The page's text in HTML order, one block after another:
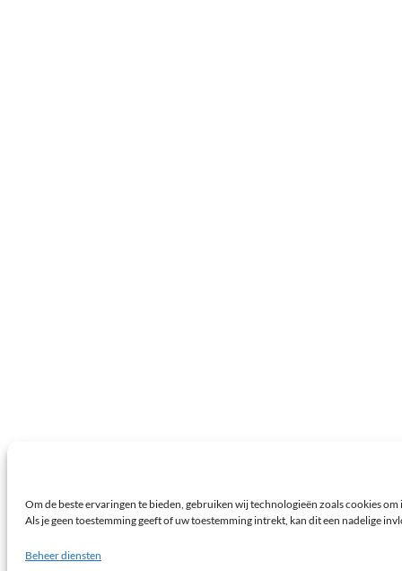
Om de beste ervaringen te bieden, gebruiken wij technologieën zoals cookies
Als je geen toestemming geeft of uw toestemming intrekt, kan dit een nadelige
Beheer diensten